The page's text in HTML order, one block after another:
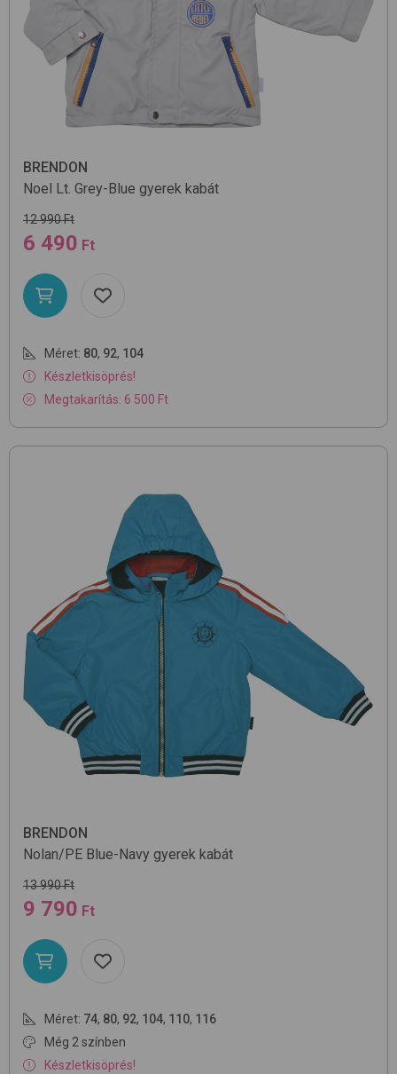
BRENDON
Noel
Lt. Grey-Blue gyerek kabát
12 990 Ft
6 490 Ft
Méret: 80, 92, 104
Készletkisöprés!
Megtakarítás: 6 500 Ft
BRENDON
Nolan/PE Blue-Navy gyerek kabát
13 990 Ft
9 790 Ft
Méret: 74, 80, 92, 104, 110, 116
Még 2 színben
Készletkisöprés!